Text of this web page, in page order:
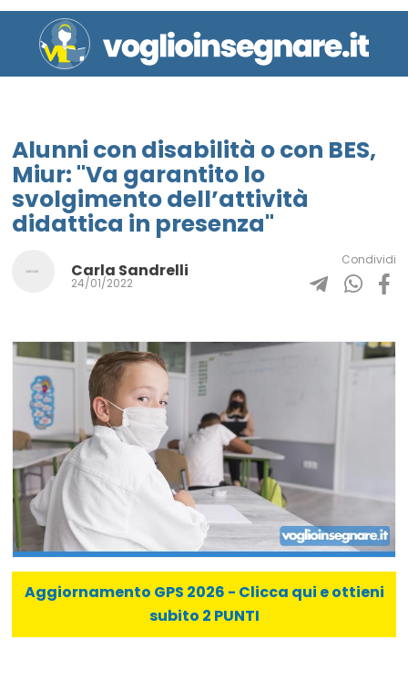
Alunni con disabilità o con BES,
Miur: "Va garantito lo
svolgimento dell’attività
didattica in presenza"
Carla Sandrelli
24/01/2022
Condividi
Aggiornamento GPS 2026 - Clicca qui e ottieni
subito 2 PUNTI